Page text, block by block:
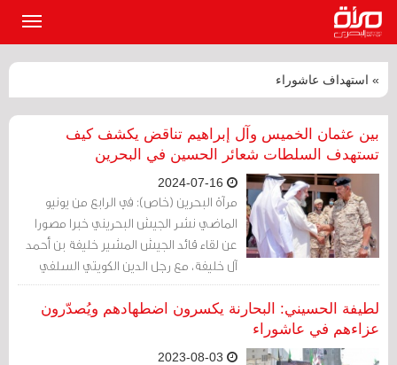
» استهداف عاشوراء
بين عثمان الخميس وآل إبراهيم تناقض يكشف كيف
تستهدف السلطات شعائر الحسين في البحرين
مرآة البحرين (خاص): في الرابع من يونيو
الماضي نشر الجيش البحريني خبرا مصورا
عن لقاء قائد الجيش المشير خليفة بن أحمد
آل خليفة، مع رجل الدين الكويتي السلفي
المتشدد عثمان الخميس الذي كان متحدثا في
ندوة نظمتها البحرين له.
لطيفة الحسيني: البحارنة يكسرون اضطهادهم ويُصدّرون
عزاءهم في عاشوراء